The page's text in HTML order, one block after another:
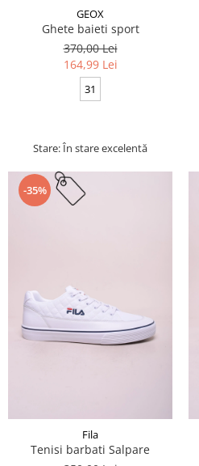
GEOX
Ghete baieti sport
370,00 Lei
164,99 Lei
31
Stare: În stare excelentă
-35%
Fila
Tenisi barbati Salpare